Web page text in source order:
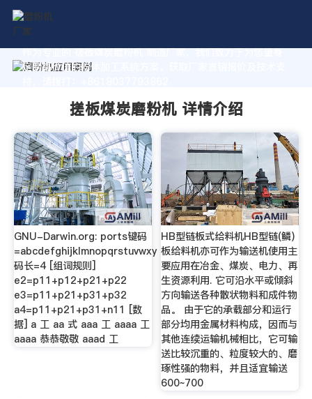
作为专业的 搓板煤炭磨粉机 制造厂家，我们致力于为您量身
定制高价值的粉体加工系统方案。获取厂家直销报价及技术支
搓板煤炭磨粉机 详情介绍
GNU-Darwin.org: ports键码
=abcdefghijklmnopqrstuvwxy
码长=4 [组词规则]
e2=p11+p12+p21+p22
e3=p11+p21+p31+p32
a4=p11+p21+p31+n11 [数
据] a 工 aa 式 aaa 工 aaaa 工
aaaa 恭恭敬敬 aaad 工
HB型链板式给料机HB型链(鳞)
板给料机亦可作为输送机使用主
要应用在冶金、煤炭、电力、再
生资源利用. 它可沿水平或倾斜
方向输送各种散状物料和成件物
品。 由于它的承载部分和运行
部分均用金属材料构成，因而与
其他连续运输机械相比，它可输
送比较沉重的、粒度较大的、磨
琢性强的物料，并且适宜输送
600~700